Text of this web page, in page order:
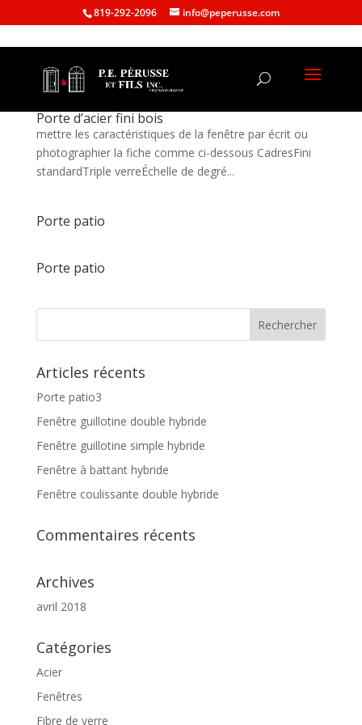
819-292-2096 info@peperusse.com
Porte d’acier fini bois
mettre les caractéristiques de la fenêtre par écrit ou
photographier la fiche comme ci-dessous CadresFini
standardTriple verreÉchelle de degré...
Porte patio
Porte patio
Articles récents
Porte patio3
Fenêtre guillotine double hybride
Fenêtre guillotine simple hybride
Fenêtre à battant hybride
Fenêtre coulissante double hybride
Commentaires récents
Archives
avril 2018
Catégories
Acier
Fenêtres
Fibre de verre